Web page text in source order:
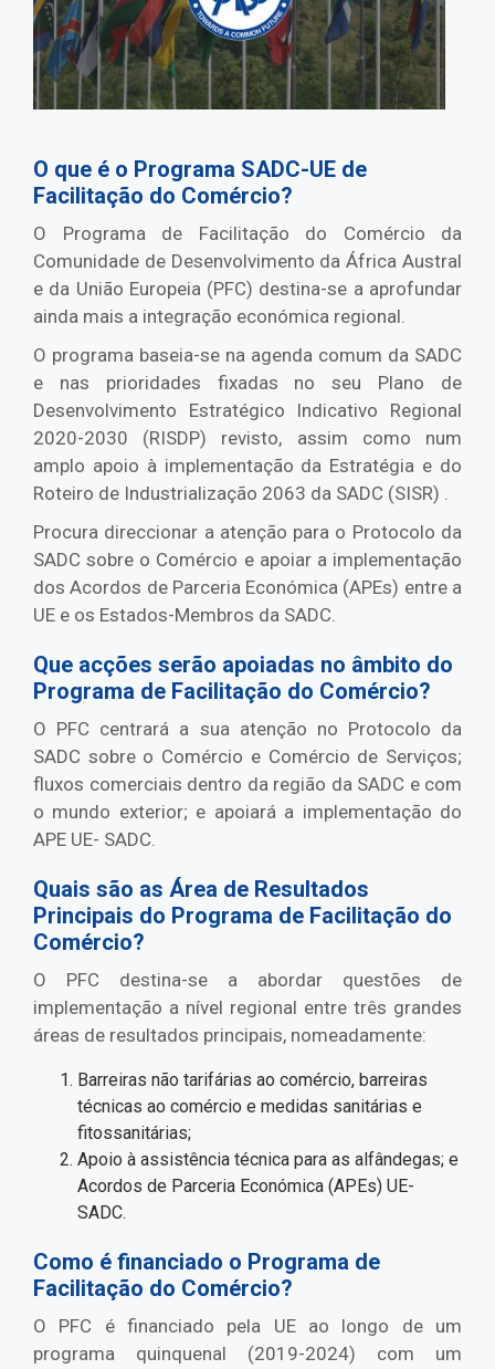
O que é o Programa SADC-UE de
Facilitação do Comércio?
O Programa de Facilitação do Comércio da
Comunidade de Desenvolvimento da África Austral
e da União Europeia (PFC) destina-se a aprofundar
ainda mais a integração económica regional.
O programa baseia-se na agenda comum da SADC
e nas prioridades fixadas no seu Plano de
Desenvolvimento Estratégico Indicativo Regional
2020-2030 (RISDP) revisto, assim como num
amplo apoio à implementação da Estratégia e do
Roteiro de Industrialização 2063 da SADC (SISR) .
Procura direccionar a atenção para o Protocolo da
SADC sobre o Comércio e apoiar a implementação
dos Acordos de Parceria Económica (APEs) entre a
UE e os Estados-Membros da SADC.
Que acções serão apoiadas no âmbito do
Programa de Facilitação do Comércio?
O PFC centrará a sua atenção no Protocolo da
SADC sobre o Comércio e Comércio de Serviços;
fluxos comerciais dentro da região da SADC e com
o mundo exterior; e apoiará a implementação do
APE UE- SADC.
Quais são as Área de Resultados
Principais do Programa de Facilitação do
Comércio?
O PFC destina-se a abordar questões de
implementação a nível regional entre três grandes
áreas de resultados principais, nomeadamente:
Barreiras não tarifárias ao comércio, barreiras
técnicas ao comércio e medidas sanitárias e
fitossanitárias;
Apoio à assistência técnica para as alfândegas; e
Acordos de Parceria Económica (APEs) UE-
SADC.
Como é financiado o Programa de
Facilitação do Comércio?
O PFC é financiado pela UE ao longo de um
programa quinquenal (2019-2024) com um